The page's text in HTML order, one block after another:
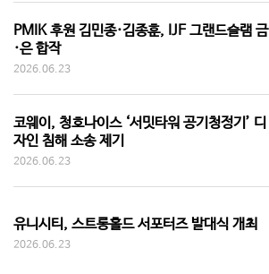
PMIK 후원 김민종·김종훈, IJF 그랜드슬램 금
·은 합작
2026.06.23
코웨이, 청호나이스 ‘서밋타워 공기청정기’ 디
자인 침해 소송 제기
2026.06.23
유니시티, 스트롱홀드 서포터즈 발대식 개최
2026.06.23